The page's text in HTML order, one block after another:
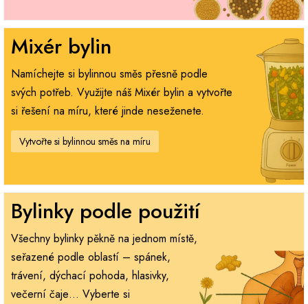
Mixér bylin
Namíchejte si bylinnou směs přesně podle
svých potřeb. Využijte náš Mixér bylin a vytvořte
si řešení na míru, které jinde neseženete.
Vytvořte si bylinnou směs na míru
Bylinky podle použití
Všechny bylinky pěkně na jednom místě,
seřazené podle oblastí – spánek,
trávení, dýchací pohoda, hlasivky,
večerní čaje… Vyberte si